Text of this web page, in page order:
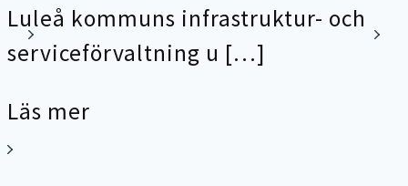
Luleå kommuns infrastruktur- och
serviceförvaltning u […]
Läs mer